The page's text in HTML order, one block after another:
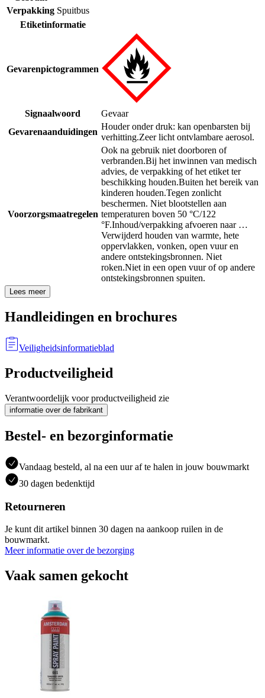
Verpakking Spuitbus
Etiketinformatie
Gevarenpictogrammen
Signaalwoord
Gevaar
Gevarenaanduidingen
Houder onder druk: kan openbarsten bij
verhitting.Zeer licht ontvlambare aerosol.
Voorzorgsmaatregelen
Ook na gebruik niet doorboren of
verbranden.Bij het inwinnen van medisch
advies, de verpakking of het etiket ter
beschikking houden.Buiten het bereik van
kinderen houden.Tegen zonlicht
beschermen. Niet blootstellen aan
temperaturen boven 50 °C/122
°F.Inhoud/verpakking afvoeren naar …
Verwijderd houden van warmte, hete
oppervlakken, vonken, open vuur en
andere ontstekingsbronnen. Niet
roken.Niet in een open vuur of op andere
ontstekingsbronnen spuiten.
Lees meer
Handleidingen en brochures
Veiligheidsinformatieblad
Productveiligheid
Verantwoordelijk voor productveiligheid zie
informatie over de fabrikant
Bestel- en bezorginformatie
Vandaag besteld, al na een uur af te halen in jouw bouwmarkt
30 dagen bedenktijd
Retourneren
Je kunt dit artikel binnen 30 dagen na aankoop ruilen in de
bouwmarkt.
Meer informatie over de bezorging
Vaak samen gekocht